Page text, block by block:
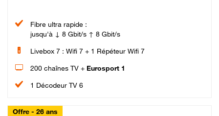
Fibre ultra rapide :
jusqu'à ↓ 8 Gbit/s ↑ 8 Gbit/s
Livebox 7 : Wifi 7 + 1 Répéteur Wifi 7
200 chaînes TV + Eurosport 1
1 Décodeur TV 6
Offre - 26 ans